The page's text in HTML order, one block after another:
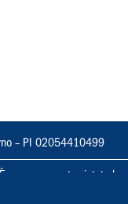
– PI 02054410499
vietata la
totale o parziale.